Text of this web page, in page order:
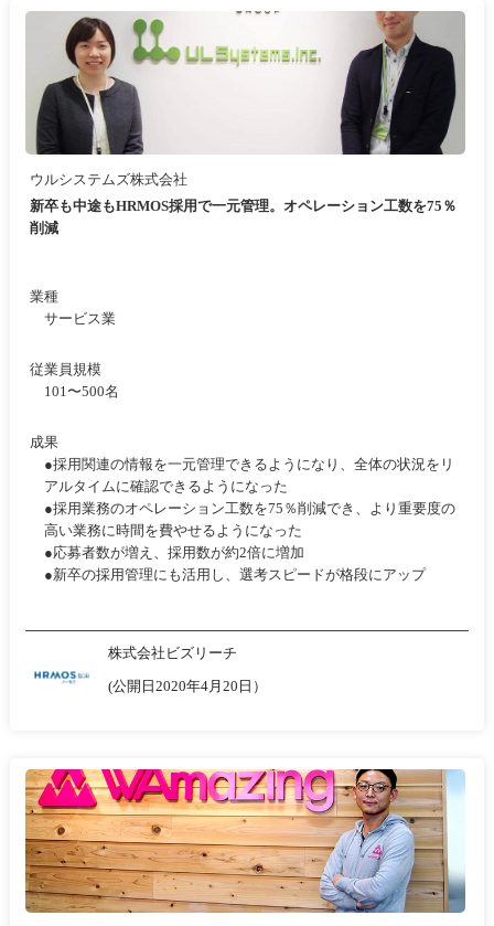
ウルシステムズ株式会社
新卒も中途もHRMOS採用で一元管理。オペレーション工数を75％
削減
業種
サービス業
従業員規模
101〜500名
成果
●採用関連の情報を一元管理できるようになり、全体の状況をリ
アルタイムに確認できるようになった
●採用業務のオペレーション工数を75％削減でき、より重要度の
高い業務に時間を費やせるようになった
●応募者数が増え、採用数が約2倍に増加
●新卒の採用管理にも活用し、選考スピードが格段にアップ
株式会社ビズリーチ
(公開日2020年4月20日）